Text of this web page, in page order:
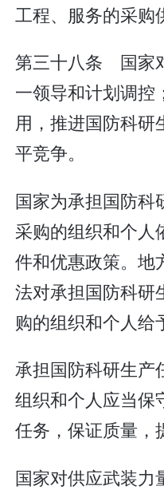
工程、服务的采购
第三十八条 国家
一领导和计划调控
用，推进国防科研
平竞争。
国家为承担国防科
采购的组织和个人
件和优惠政策。地
法对承担国防科研
购的组织和个人给
承担国防科研生产
组织和个人应当保
任务，保证质量，
国家对供应武装力